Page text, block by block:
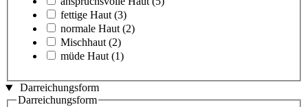
fettige Haut (3)
normale Haut (2)
Mischhaut (2)
müde Haut (1)
Darreichungsform
Darreichungsform